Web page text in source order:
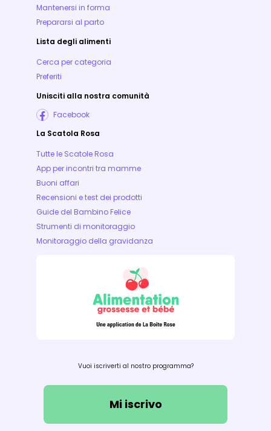
Mantenersi in forma
Prepararsi al parto
Lista degli alimenti
Cerca per categoria
Preferiti
Unisciti alla nostra comunità
Facebook
La Scatola Rosa
Tutte le Scatole Rosa
App per incontri tra mamme
Buoni affari
Recensioni e test dei prodotti
Guide del Bambino Felice
Strumenti di monitoraggio
Monitoraggio della gravidanza
Vuoi iscriverti al nostro programma?
Mi iscrivo